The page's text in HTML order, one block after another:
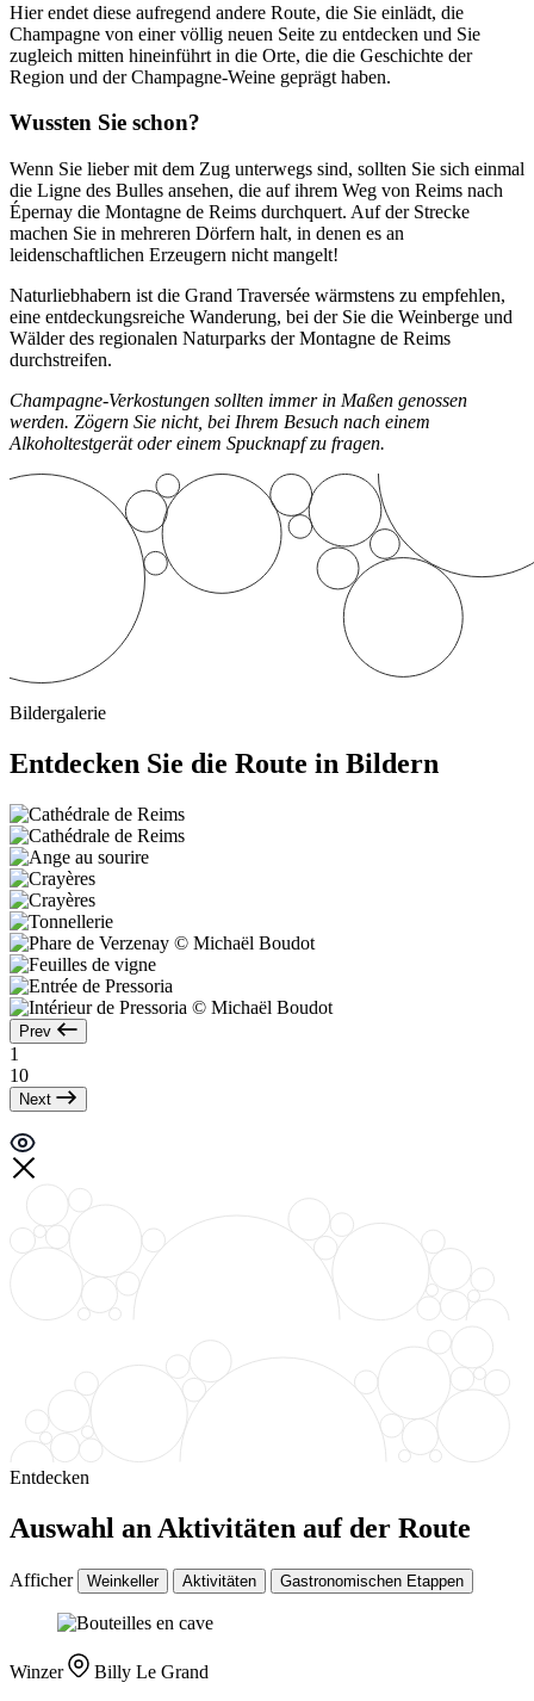
Hier endet diese aufregend andere Route, die Sie einlädt, die
Champagne von einer völlig neuen Seite zu entdecken und Sie
zugleich mitten hineinführt in die Orte, die die Geschichte der
Region und der Champagne-Weine geprägt haben.
Wussten Sie schon?
Wenn Sie lieber mit dem Zug unterwegs sind, sollten Sie sich einmal
die Ligne des Bulles ansehen, die auf ihrem Weg von Reims nach
Épernay die Montagne de Reims durchquert. Auf der Strecke
machen Sie in mehreren Dörfern halt, in denen es an
leidenschaftlichen Erzeugern nicht mangelt!
Naturliebhabern ist die Grand Traversée wärmstens zu empfehlen,
eine entdeckungsreiche Wanderung, bei der Sie die Weinberge und
Wälder des regionalen Naturparks der Montagne de Reims
durchstreifen.
Champagne-Verkostungen sollten immer in Maßen genossen
werden. Zögern Sie nicht, bei Ihrem Besuch nach einem
Alkoholtestgerät oder einem Spucknapf zu fragen.
Bildergalerie
Entdecken Sie die Route in Bildern
Prev
1
10
Next
Entdecken
Auswahl an Aktivitäten auf der Route
Afficher Weinkeller Aktivitäten Gastronomischen Etappen
Winzer Billy Le Grand